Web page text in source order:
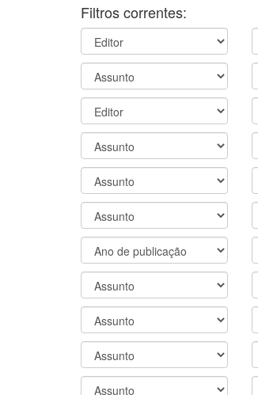
Filtros correntes: